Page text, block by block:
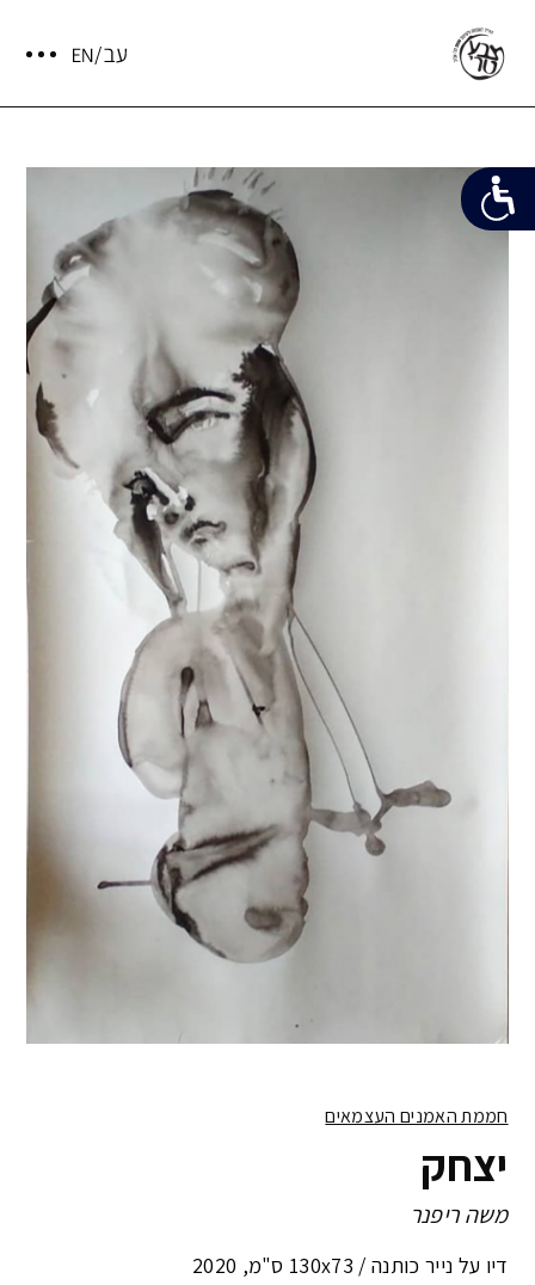
חממת האמנים העצמאים
יצחק
משה ריפנר
דיו על נייר כותנה / 130x73 ס"מ ,